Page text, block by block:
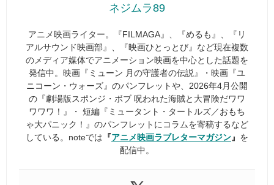
ネジムラ89
アニメ映画ライター。『FILMAGA』、『めるも』、『リ
アルサウンド映画部』、『映画ひとっとび』など現在複数
のメディア媒体でアニメーション映画を中心とした話題を
発信中。映画『ミューン 月の守護者の伝説』・映画『ユ
ニコーン・ウォーズ』のパンフレットや、2026年4月公開
の『劇場版スポンジ・ボブ 呪われた海賊と大冒険だワワ
ワワワ！』・ 短編『ミュータント・タートルズ／おもち
ゃ大パニック！』のパンフレットにコラムを寄稿するなど
している。noteでは 『アニメ映画ラブレターマガジン 』 を
配信中。